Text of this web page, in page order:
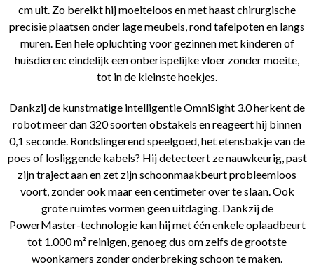
cm uit. Zo bereikt hij moeiteloos en met haast chirurgische
precisie plaatsen onder lage meubels, rond tafelpoten en langs
muren. Een hele opluchting voor gezinnen met kinderen of
huisdieren: eindelijk een onberispelijke vloer zonder moeite,
tot in de kleinste hoekjes.
Dankzij de kunstmatige intelligentie OmniSight 3.0 herkent de
robot meer dan 320 soorten obstakels en reageert hij binnen
0,1 seconde. Rondslingerend speelgoed, het etensbakje van de
poes of losliggende kabels? Hij detecteert ze nauwkeurig, past
zijn traject aan en zet zijn schoonmaakbeurt probleemloos
voort, zonder ook maar een centimeter over te slaan. Ook
grote ruimtes vormen geen uitdaging. Dankzij de
PowerMaster-technologie kan hij met één enkele oplaadbeurt
tot 1.000 m² reinigen, genoeg dus om zelfs de grootste
woonkamers zonder onderbreking schoon te maken.